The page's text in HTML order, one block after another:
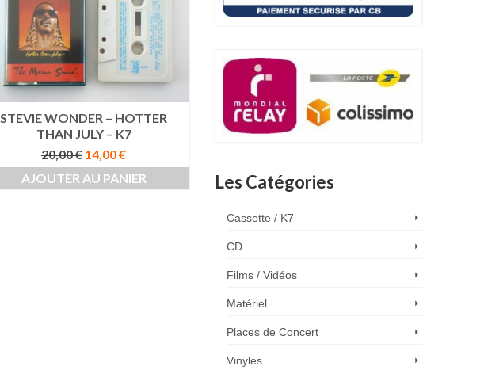
STEVIE WONDER – HOTTER
THAN JULY – K7
20,00€ Le
prix
initial
14,00€Le
prix
actuel
AJOUTER AU PANIER Les Catégories
Cassette / K7
CD
Films / Vidéos
Matériel
Places de Concert
Vinyles